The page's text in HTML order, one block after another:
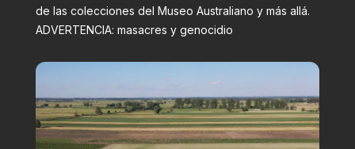
de las colecciones del Museo Australiano y más allá.
ADVERTENCIA: masacres y genocidio